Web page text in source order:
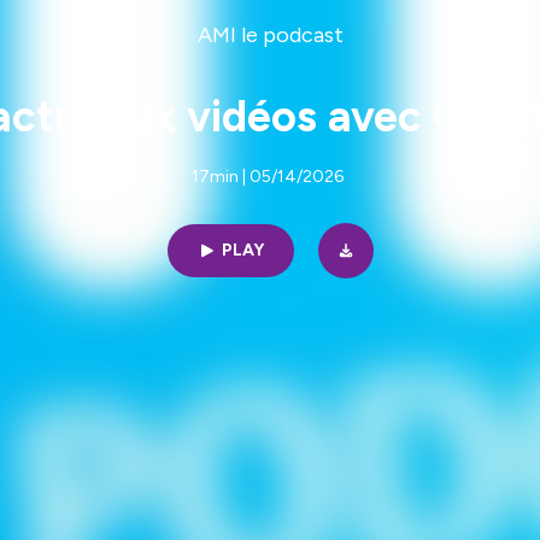
AMI le podcast
jeux vidéos avec
17min | 05/14/2026
PLAY